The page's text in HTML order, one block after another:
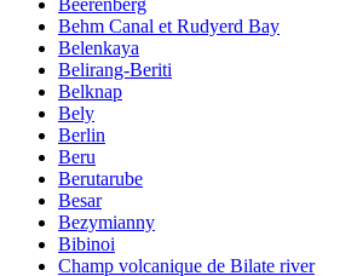
Behm Canal et Rudyerd Bay
Belenkaya
Belirang-Beriti
Belknap
Bely
Berlin
Beru
Berutarube
Besar
Bezymianny
Bibinoi
Champ volcanique de Bilate river